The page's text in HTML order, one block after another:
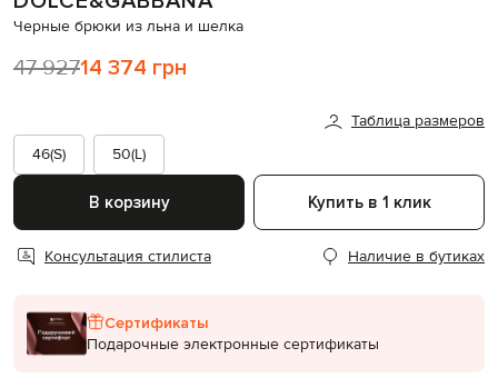
Похожие товары
Черные брюки из льна и шелка
47 92714 374 грн
Таблица размеров
46(S)
50(L)
В корзину Купить в 1 клик
Консультация стилиста Наличие в бутиках
Сертификаты
Подарочные электронные сертификаты